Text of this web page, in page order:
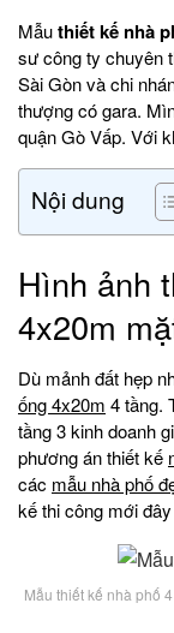
Mẫuthiết kế nhà
sư công ty chuyên
Sài Gòn và chi
thượng có gara.
quận Gò Vấp. Với
Nội dung
Hình ảnh
4x20m
Dù mảnh đất hẹp
ống 4x20m 4 tầng.
tầng 3 kinh doanh
phương án thiết kế
các mẫu nhà phố
kế thi công mới đây
Mẫu thiết kế nhà phố